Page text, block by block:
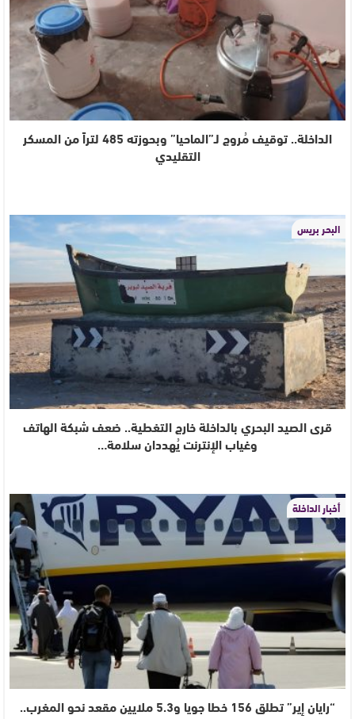
الداخلة.. توقيف مُروج لـ”الماحيا” وبحوزته 485 لتراً من المسكر
التقليدي
البحر بريس
قرى الصيد البحري بالداخلة خارج التغطية.. ضعف شبكة الهاتف
وغياب الإنترنت يُهددان سلامة…
أخبار الداخلة
“رايان إير” تطلق 156 خطا جويا و5.3 ملايين مقعد نحو المغرب..